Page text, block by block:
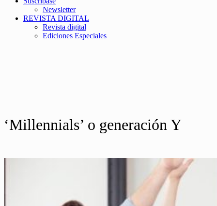
Newsletter
REVISTA DIGITAL
Revista digital
Ediciones Especiales
‘Millennials’ o generación Y